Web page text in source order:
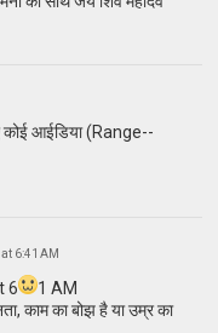
कोई आईडिया (Range--
6:41 AM
6
1 AM
काम का बोझ है या उम्र का